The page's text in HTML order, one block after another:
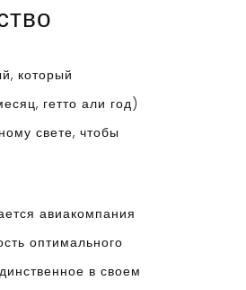
который
гетто али год)
свете, чтобы
авиакомпания
оптимального
в своем